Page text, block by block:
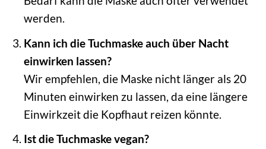
werden.
Kann ich die Tuchmaske auch über Nacht
einwirken lassen?
Wir empfehlen, die Maske nicht länger als 20
Minuten einwirken zu lassen, da eine längere
Einwirkzeit die Kopfhaut reizen könnte.
Ist die Tuchmaske vegan?